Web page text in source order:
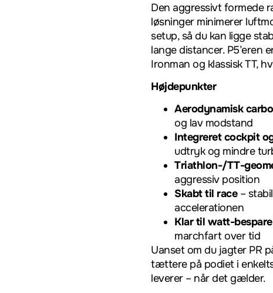
Den aggressivt formede
løsninger minimerer
setup, så du kan ligge
lange distancer. P5’eren
Ironman og klassisk TT,
Højdepunkter
Aerodynamisk
og lav modstand
Integreret cockpit
udtryk og mindre
Triathlon-/TT-
aggressiv position
Skabt til race–
accelerationen
Klar til watt-
marchfart over tid
Uanset om du jagter PR
tættere på podiet i
leverer – når det gælder.